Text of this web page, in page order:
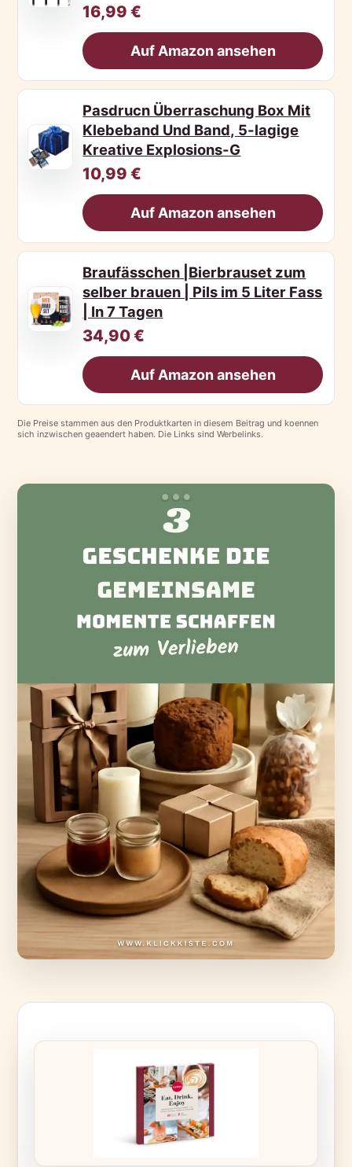
16,99 €
Auf Amazon ansehen
Pasdrucn Überraschung Box Mit
Klebeband Und Band, 5-lagige
Kreative Explosions-G
10,99 €
Auf Amazon ansehen
Braufässchen |Bierbrauset zum
selber brauen | Pils im 5 Liter Fass
| In 7 Tagen
34,90 €
Auf Amazon ansehen
Die Preise stammen aus den Produktkarten in diesem Beitrag und koennen
sich inzwischen geaendert haben. Die Links sind Werbelinks.